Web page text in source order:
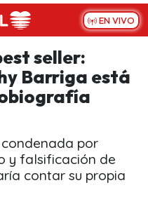
EN VIVO
seller:
Barriga está
por
y falsificación de
contar su propia